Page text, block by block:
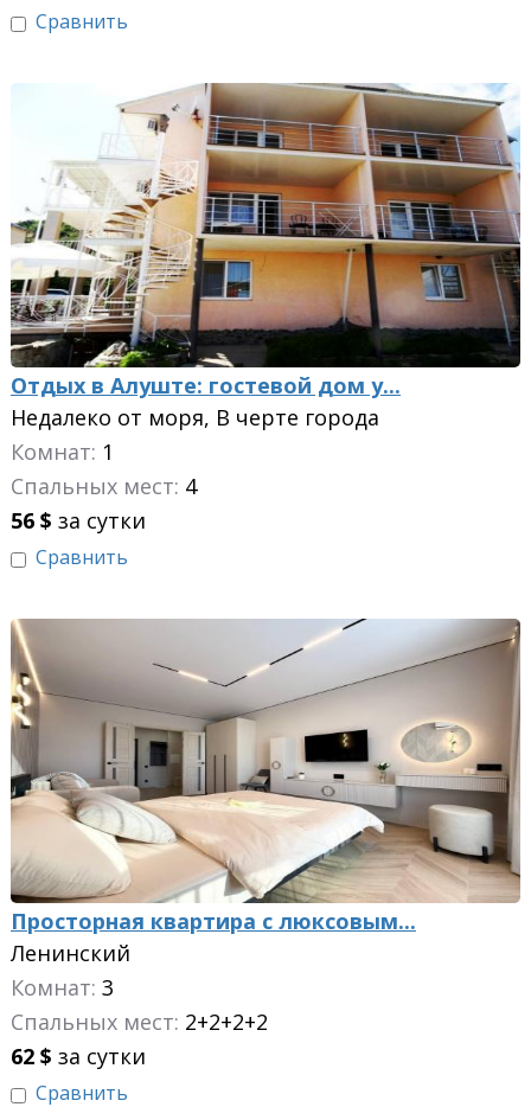
Сравнить
Отдых в Алуште: гостевой дом у...
Недалеко от моря, В черте города
Комнат: 1
Спальных мест: 4
56 $ за сутки
Сравнить
Просторная квартира с люксовым...
Ленинский
Комнат: 3
Спальных мест: 2+2+2+2
62 $ за сутки
Сравнить